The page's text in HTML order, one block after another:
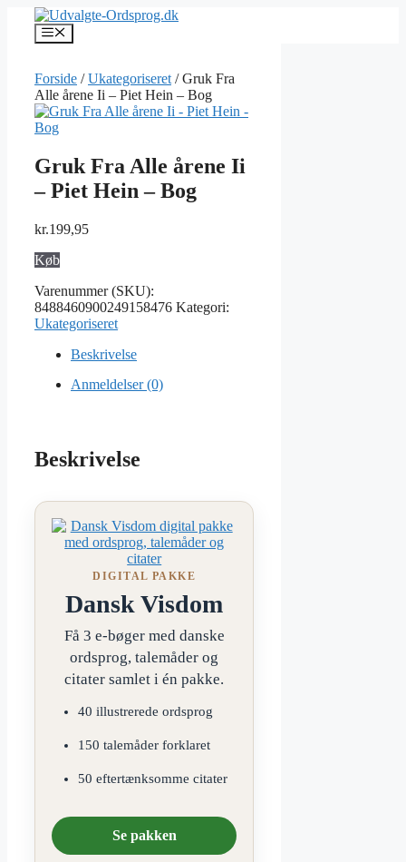
indhold
Menu
Forside /Ukategoriseret / Gruk Fra
Alle årene Ii – Piet Hein – Bog
Gruk Fra Alle årene Ii
– Piet Hein – Bog
kr.199,95
Køb
Varenummer (SKU):
8488460900249158476 Kategori:
Ukategoriseret
Beskrivelse
Anmeldelser (0)
Beskrivelse
DIGITAL PAKKE
Dansk Visdom
Få 3 e-bøger med danske
ordsprog, talemåder og
citater samlet i én pakke.
40 illustrerede ordsprog
150 talemåder forklaret
50 eftertænksomme citater
Se pakken